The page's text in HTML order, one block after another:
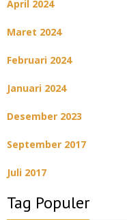
April 2024
Maret 2024
Februari 2024
Januari 2024
Desember 2023
September 2017
Juli 2017
Tag Populer